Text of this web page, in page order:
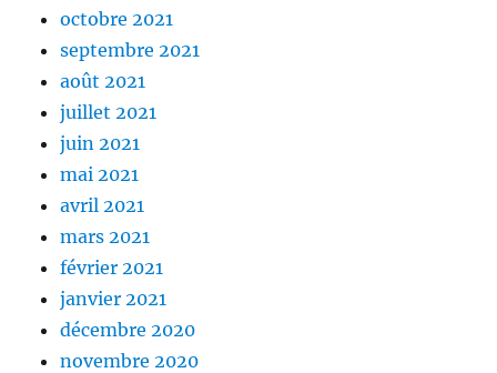
octobre 2021
septembre 2021
août 2021
juillet 2021
juin 2021
mai 2021
avril 2021
mars 2021
février 2021
janvier 2021
décembre 2020
novembre 2020